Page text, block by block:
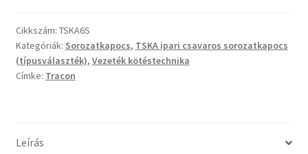
Cikkszám: TSKA6S
Kategóriák: Sorozatkapocs, TSKA ipari csavaros sorozatkapocs
(típusválaszték), Vezeték kötéstechnika
Címke: Tracon
Leírás